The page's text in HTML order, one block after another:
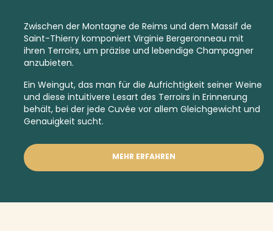
Zwischen der Montagne de Reims und dem Massif de
Saint-Thierry komponiert Virginie Bergeronneau mit
ihren Terroirs, um präzise und lebendige Champagner
anzubieten.
Ein Weingut, das man für die Aufrichtigkeit seiner Weine
und diese intuitivere Lesart des Terroirs in Erinnerung
behält, bei der jede Cuvée vor allem Gleichgewicht und
Genauigkeit sucht.
MEHR ERFAHREN